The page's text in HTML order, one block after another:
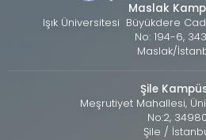
Maslak
Işık Üniversitesi Büyükdere
No: 194-6,
Maslak/
Şile
Meşrutiyet Mahallesi,
No:2, 34980
Şile /